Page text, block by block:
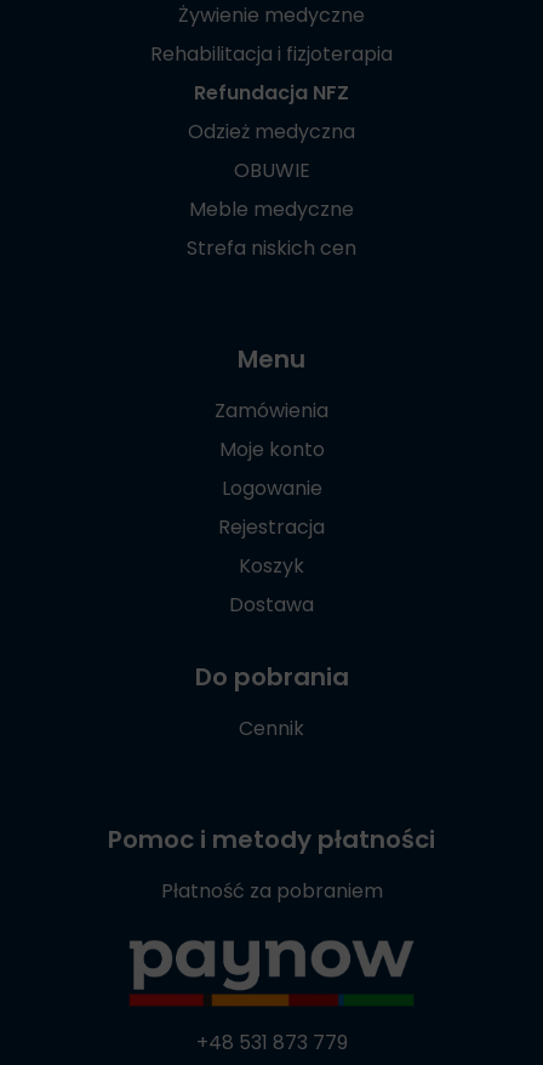
Żywienie medyczne
Rehabilitacja i fizjoterapia
Refundacja NFZ
Odzież medyczna
OBUWIE
Meble medyczne
Strefa niskich cen
Menu
Zamówienia
Moje konto
Logowanie
Rejestracja
Koszyk
Dostawa
Do pobrania
Cennik
Pomoc i metody płatności
Płatność za pobraniem
+48 531 873 779